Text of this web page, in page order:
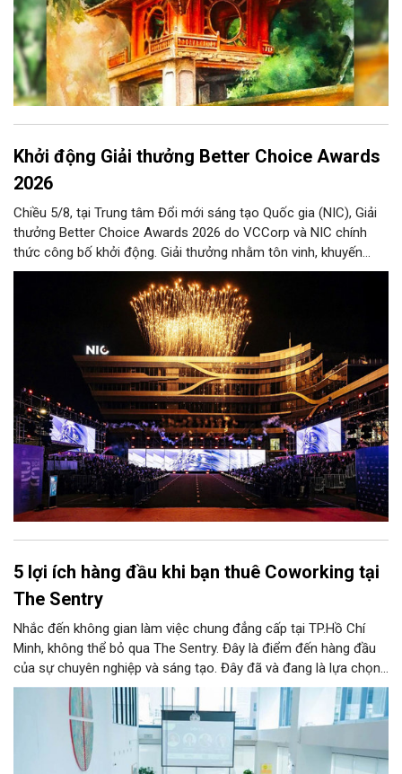
Khởi động Giải thưởng Better Choice Awards
2026
Chiều 5/8, tại Trung tâm Đổi mới sáng tạo Quốc gia (NIC), Giải
thưởng Better Choice Awards 2026 do VCCorp và NIC chính
thức công bố khởi động. Giải thưởng nhằm tôn vinh, khuyến
khích, cổ vũ những giá trị đổi mới, sáng tạo, áp dụng trong đời
sống thực, phục vụ người tiêu dùng.
5 lợi ích hàng đầu khi bạn thuê Coworking tại
The Sentry
Nhắc đến không gian làm việc chung đẳng cấp tại TP.Hồ Chí
Minh, không thể bỏ qua The Sentry. Đây là điểm đến hàng đầu
của sự chuyên nghiệp và sáng tạo. Đây đã và đang là lựa chọn
ưu tiên của đông đảo doanh nghiệp cũng như cá nhân khi tìm
kiếm một văn phòng làm việc chuẩn mực giữa lòng thành phố
sôi động bậc nhất cả nước này.